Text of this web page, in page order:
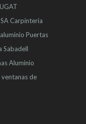
Carpinteria
Puertas
Sabadell
Aluminio
ventanas de